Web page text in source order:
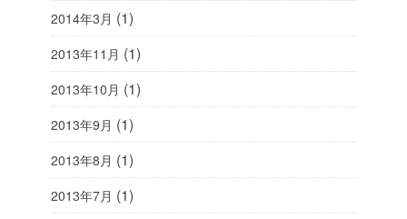
2014年3月 (1)
2013年11月 (1)
2013年10月 (1)
2013年9月 (1)
2013年8月 (1)
2013年7月 (1)